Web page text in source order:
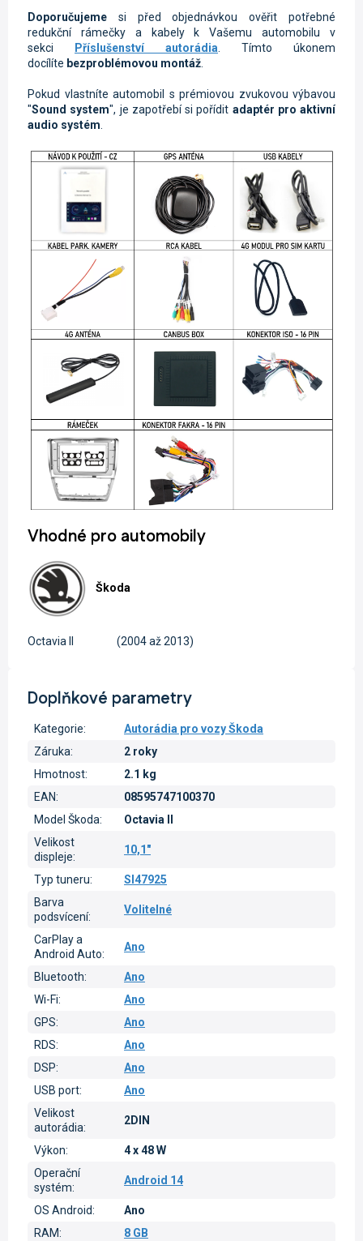
Doporučujeme
si před objednávkou ověřit potřebné
redukční rámečky a kabely k Vašemu automobilu v
sekci
Příslušenství autorádia . Tímto úkonem
docílíte bezproblémovou montáž
Pokud vlastníte automobil s prémiovou zvukovou výbavou
"Sound system", je zapotřebí si pořídit adaptér pro aktivní
audio systém
Vhodné pro automobily
Škoda
Octavia II (2004 až 2013)
Doplňkové parametry
Kategorie:
Autorádia pro vozy Škoda
Záruka:
2 roky
Hmotnost:
2.1 kg
EAN:
08595747100370
Model Škoda:
Octavia II
Velikost
displeje:
10,1"
Typ tuneru:
SI47925
Barva
podsvícení:
Volitelné
CarPlay a
Android Auto:
Ano
Bluetooth:
Ano
Wi-Fi:
Ano
GPS:
Ano
RDS:
Ano
DSP:
Ano
USB port:
Ano
Velikost
autorádia:
2DIN
Výkon:
4 x 48 W
Operační
systém:
Android 14
OS Android:
Ano
RAM:
8 GB